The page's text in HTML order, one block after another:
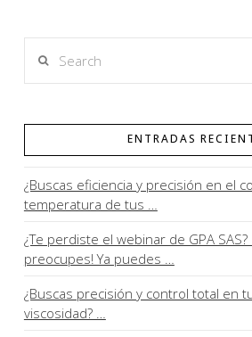
ENTRADAS
¿Buscas eficiencia y precisión en el
temperatura de tus …
¿Te perdiste el webinar de GPA SAS?
preocupes! Ya puedes …
¿Buscas precisión y control total en
viscosidad? …